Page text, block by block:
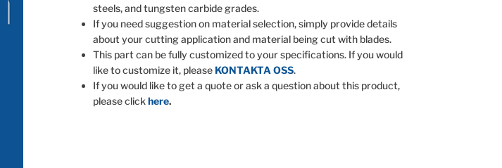
steels, and tungsten carbide grades.
If you need suggestion on material selection, simply provide details
about your cutting application and material being cut with blades.
This part can be fully customized to your specifications. If you would
like to customize it, please KONTAKTA OSS.
If you would like to get a quote or ask a question about this product,
please clickhere.